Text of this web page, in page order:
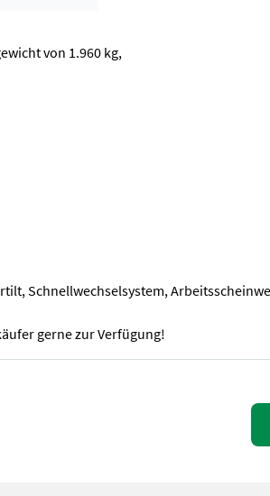
von 1.960 kg,
Schnellwechselsystem,
gerne zur Verfügung!
von 1.960 kg, Gesamtbreite: